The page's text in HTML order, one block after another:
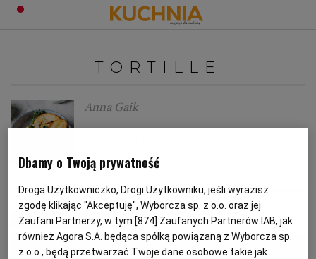
DESERY
KARNAWAŁ
KUCHNIA BRYTYJSKA
PORADY
Zaloguj się
TORTILLE
Anna Gaik
MATERIAŁ PROMOCYJNY
Dbamy o Twoją prywatność
Droga Użytkowniczko, Drogi Użytkowniku, jeśli wyrazisz
zgodę klikając "Akceptuję", Wyborcza sp. z o.o. oraz jej
Zaufani Partnerzy, w tym [874] Zaufanych Partnerów IAB, jak
również Agora S.A. będąca spółką powiązaną z Wyborcza sp.
z o.o., będą przetwarzać Twoje dane osobowe takie jak